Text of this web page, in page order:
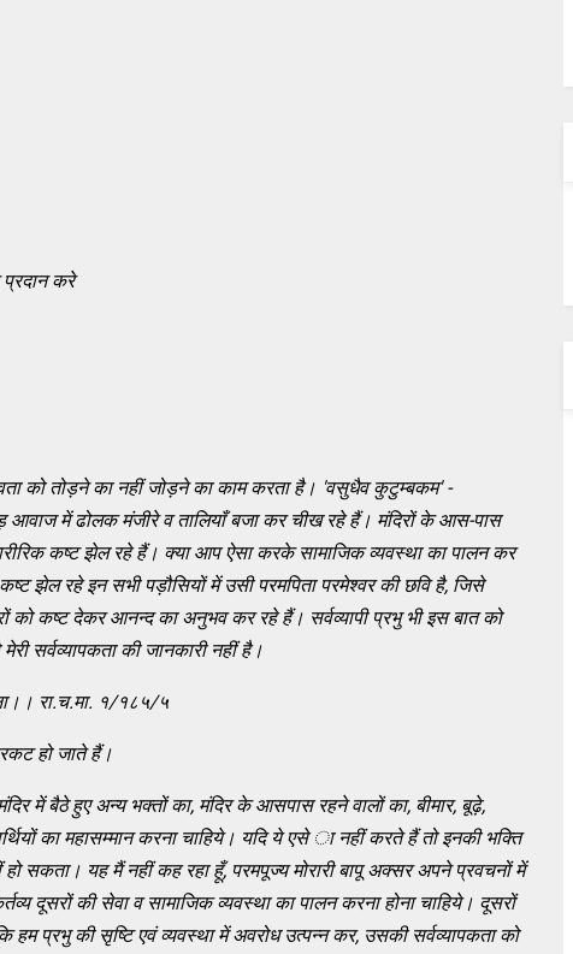
प्रदान करे
को तोड़ने का नहीं जोड़ने का काम करता है। 'वसुधैव कुटुम्बकम' -
आवाज में ढोलक मंजीरे व तालियाँ बजा कर चीख रहे हैं। मंदिरों के आस-पास
कष्ट झेल रहे हैं। क्या आप ऐसा करके सामाजिक व्यवस्था का पालन कर
झेल रहे इन सभी पड़ौसियों में उसी परमपिता परमेश्वर की छवि है, जिसे
कष्ट देकर आनन्द का अनुभव कर रहे हैं। सर्वव्यापी प्रभु भी इस बात को
सर्वव्यापकता की जानकारी नहीं है।
रा.च.मा. १/१८५/५
हो जाते हैं।
में बैठे हुए अन्य भक्तों का, मंदिर के आसपास रहने वालों का, बीमार, बूढ़े,
का महासम्मान करना चाहिये। यदि ये एसे ा नहीं करते हैं तो इनकी भक्ति
सकता। यह मैं नहीं कह रहा हूँ, परमपूज्य मोरारी बापू अक्सर अपने प्रवचनों में
दूसरों की सेवा व सामाजिक व्यवस्था का पालन करना होना चाहिये। दूसरों
प्रभु की सृष्टि एवं व्यवस्था में अवरोध उत्पन्न कर, उसकी सर्वव्यापकता को